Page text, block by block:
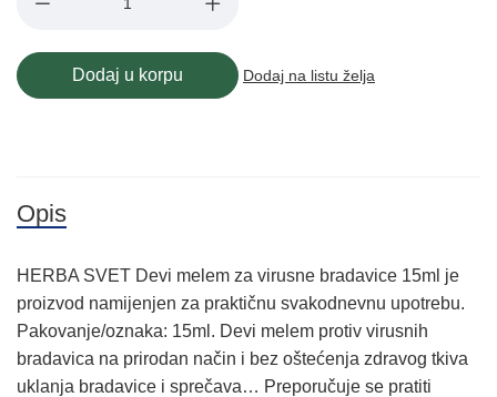
Dodaj u korpu Dodaj na listu želja
Opis
HERBA SVET Devi melem za virusne bradavice 15ml je
proizvod namijenjen za praktičnu svakodnevnu upotrebu.
Pakovanje/oznaka: 15ml. Devi melem protiv virusnih
bradavica na prirodan način i bez oštećenja zdravog tkiva
uklanja bradavice i sprečava… Preporučuje se pratiti